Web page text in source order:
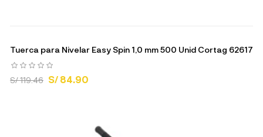
Tuerca para Nivelar Easy Spin 1,0 mm 500 Unid Cortag 62617
S/ 119.46 S/ 84.90